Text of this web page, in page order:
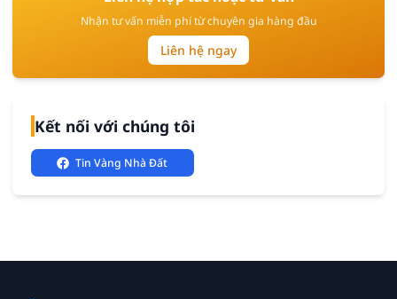
Nhận tư vấn miễn phí từ chuyên gia hàng đầu
Liên hệ ngay
Kết nối với chúng tôi
Tin Vàng Nhà Đất